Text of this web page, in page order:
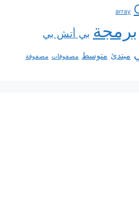
array
برمجة بي أتش بي
مبتدئ متوسط مصفوفات مصفوفة